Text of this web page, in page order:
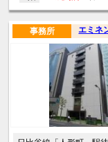
エミネ
事務所